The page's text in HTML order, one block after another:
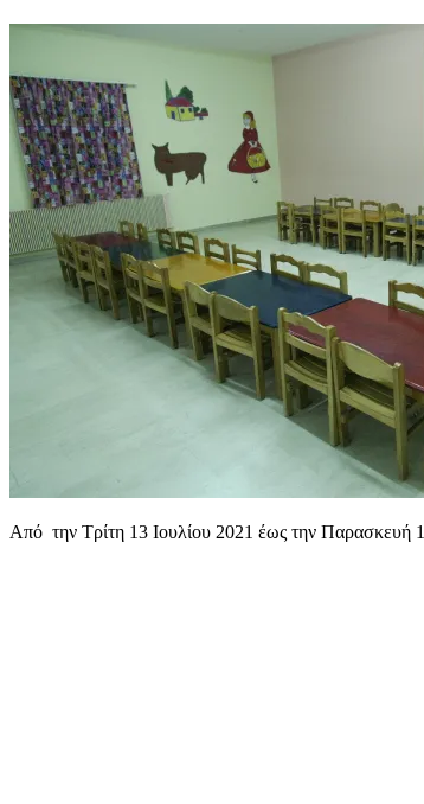
Από την Τρίτη 13 Ιουλίου 2021 έως την Παρασκευή